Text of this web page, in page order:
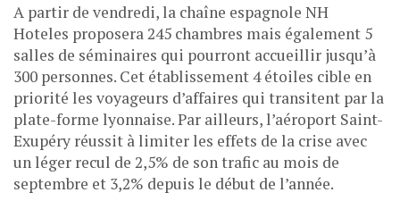
A partir de vendredi, la chaîne espagnole NH
Hoteles proposera 245 chambres mais également 5
salles de séminaires qui pourront accueillir jusqu’à
300 personnes. Cet établissement 4 étoiles cible en
priorité les voyageurs d’affaires qui transitent par la
plate-forme lyonnaise. Par ailleurs, l’aéroport Saint-
Exupéry réussit à limiter les effets de la crise avec
un léger recul de 2,5% de son trafic au mois de
septembre et 3,2% depuis le début de l’année.